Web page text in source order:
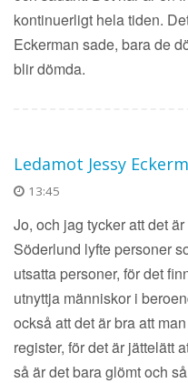
kontinuerligt hela tiden.
Eckerman sade, bara de
blir dömda.
Ledamot Jessy
13:45
Jo, och jag tycker att det
Söderlund lyfte personer
utsatta personer, för det
utnyttja människor i
också att det är bra att
register, för det är jättelätt
så är det bara glömt och